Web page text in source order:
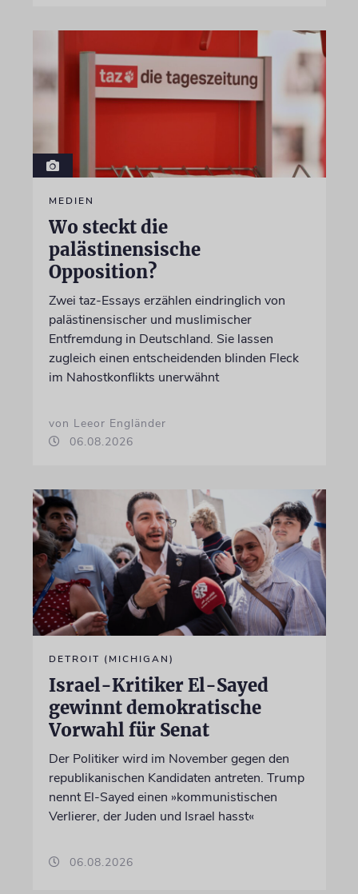
MEDIEN
Wo steckt die
palästinensische
Opposition?
Zwei taz-Essays erzählen eindringlich von
palästinensischer und muslimischer
Entfremdung in Deutschland. Sie lassen
zugleich einen entscheidenden blinden Fleck
im Nahostkonflikts unerwähnt
von Leeor Engländer
06.08.2026
DETROIT (MICHIGAN)
Israel-Kritiker El-Sayed
gewinnt demokratische
Vorwahl für Senat
Der Politiker wird im November gegen den
republikanischen Kandidaten antreten. Trump
nennt El-Sayed einen »kommunistischen
Verlierer, der Juden und Israel hasst«
06.08.2026